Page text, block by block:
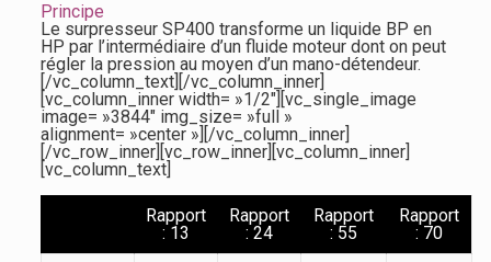
Principe
Le surpresseur SP400 transforme un liquide BP en
HP par l’intermédiaire d’un fluide moteur dont on peut
régler la pression au moyen d’un mano-détendeur.
[/vc_column_text][/vc_column_inner]
[vc_column_inner width= »1/2″][vc_single_image
image= »3844″ img_size= »full »
alignment= »center »][/vc_column_inner]
[/vc_row_inner][vc_row_inner][vc_column_inner]
[vc_column_text]
Rapport
: 13
Rapport
: 24
Rapport
: 55
Rapport
: 70